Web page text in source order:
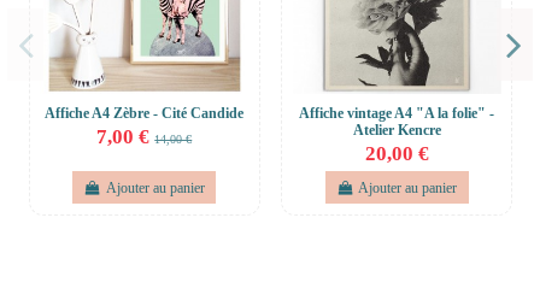
Affiche A4 Zèbre - Cité Candide
7,00 €14,00 €
Ajouter au panier
Affiche vintage A4 "A la folie" -
Atelier Kencre
20,00 €
Ajouter au panier